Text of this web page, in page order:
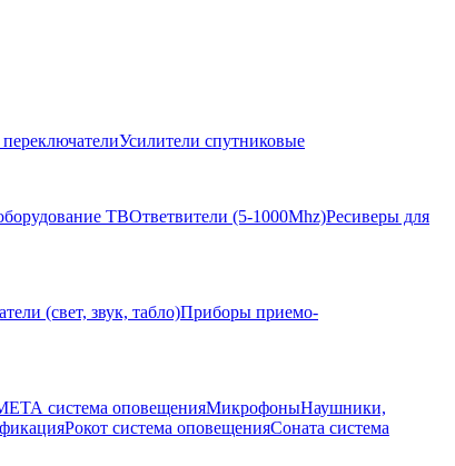
Усилители спутниковые
ТВОтветвители (5-1000Mhz)Ресиверы для
(свет, звук, табло)Приборы приемо-
система оповещенияМикрофоныНаушники,
Рокот система оповещенияСоната система